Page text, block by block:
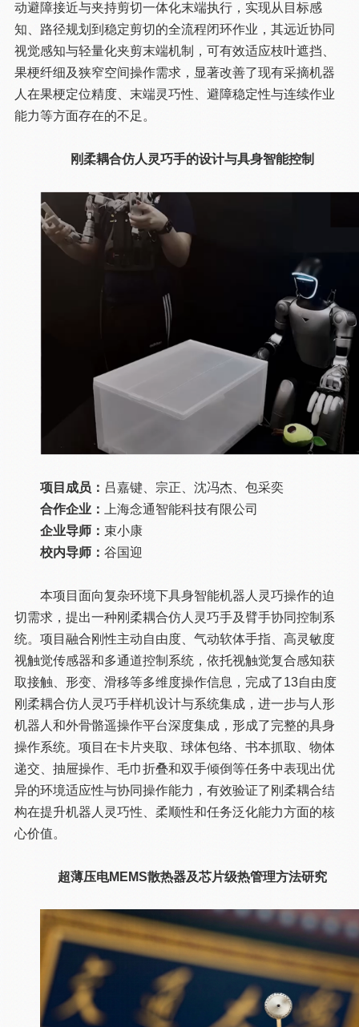
动避障接近与夹持剪切一体化末端执行，实现从目标感
知、路径规划到稳定剪切的全流程闭环作业，其远近协同
视觉感知与轻量化夹剪末端机制，可有效适应枝叶遮挡、
果梗纤细及狭窄空间操作需求，显著改善了现有采摘机器
人在果梗定位精度、末端灵巧性、避障稳定性与连续作业
能力等方面存在的不足。
刚柔耦合仿人灵巧手的设计与具身智能控制
项目成员： 吕嘉键、宗正、沈冯杰、包采奕
合作企业：
上海念通智能科技有限公司
企业导师： 束小康
校内导师：谷国迎
本项目面向复杂环境下具身智能机器人灵巧操作的迫
切需求，提出一种刚柔耦合仿人灵巧手及臂手协同控制系
统。项目融合刚性主动自由度、气动软体手指、高灵敏度
视触觉传感器和多通道控制系统，依托视触觉复合感知获
取接触、形变、滑移等多维度操作信息，完成了13自由度
刚柔耦合仿人灵巧手样机设计与系统集成，进一步与人形
机器人和外骨骼遥操作平台深度集成，形成了完整的具身
操作系统。项目在卡片夹取、球体包络、书本抓取、物体
递交、抽屉操作、毛巾折叠和双手倾倒等任务中表现出优
异的环境适应性与协同操作能力，有效验证了刚柔耦合结
构在提升机器人灵巧性、柔顺性和任务泛化能力方面的核
心价值。
超薄压电MEMS散热器及芯片级热管理方法研究